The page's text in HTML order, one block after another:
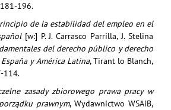
196.
de la estabilidad del empleo en el
[w:] P. J. Carrasco Parrilla, J. Stelina
del derecho público y derecho
y América Latina, Tirant lo Blanch,
114.
zasady zbiorowego prawa pracy w
prawnym, Wydawnictwo WSAiB,